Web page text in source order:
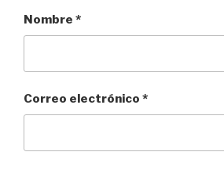
Nombre *
Correo electrónico *